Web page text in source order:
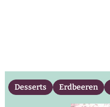
Desserts Erdbeeren